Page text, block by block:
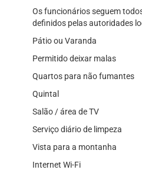
Os funcionários seguem
definidos pelas autoridades
Pátio ou Varanda
Permitido deixar malas
Quartos para não fumantes
Quintal
Salão / área de TV
Serviço diário de limpeza
Vista para a montanha
Internet Wi-Fi